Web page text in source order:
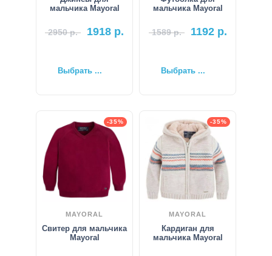
мальчика Mayoral
2950р. 1918 р.
Выбрать ...
мальчика Mayoral
1589р. 1192р.
Выбрать ...
-35%
MAYORAL
Свитер для мальчика
Mayoral
-35%
MAYORAL
Кардиган для
мальчика Mayoral